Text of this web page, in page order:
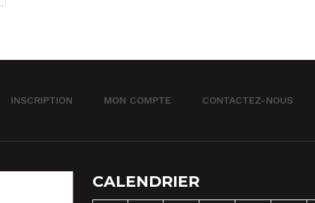
INSCRIPTION MON COMPTE CONTACTEZ-NOUS
CALENDRIER